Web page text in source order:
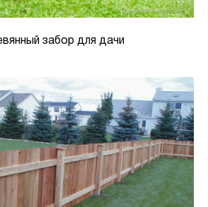
забор для дачи